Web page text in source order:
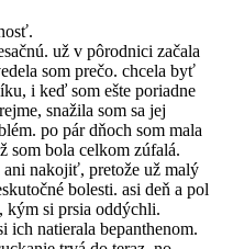
už v pôrodnici začala
som prečo. chcela byť
i keď som ešte poriadne
snažila som sa jej
po pár dňoch som mala
som bola celkom zúfalá.
ani nakojiť, pretože už malý
bolesti. asi deň a pol
kým si prsia oddýchli.
ich natierala bepanthenom.